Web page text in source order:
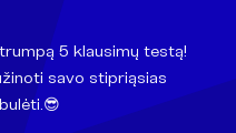
5 klausimų testą!
savo stipriąsias